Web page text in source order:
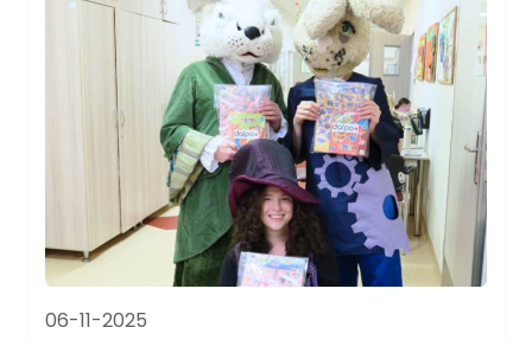
06-11-2025